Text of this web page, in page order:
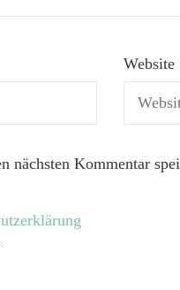
Website
nächsten Kommentar